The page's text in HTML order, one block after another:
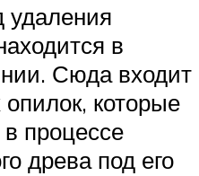
удаления
в
Сюда входит
которые
процессе
древа под его